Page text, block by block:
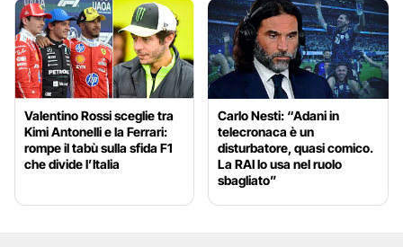
Valentino Rossi sceglie tra
Kimi Antonelli e la Ferrari:
rompe il tabù sulla sfida F1
che divide l’Italia
Carlo Nesti: “Adani in
telecronaca è un
disturbatore, quasi comico.
La RAI lo usa nel ruolo
sbagliato”